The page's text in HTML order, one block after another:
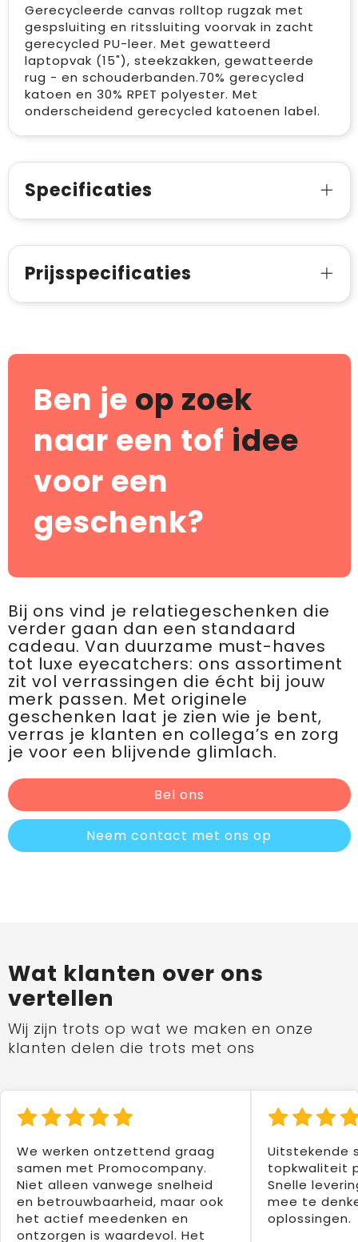
Gerecycleerde canvas rolltop rugzak met
gespsluiting en ritssluiting voorvak in zacht
gerecycled PU-leer. Met gewatteerd
laptopvak (15"), steekzakken, gewatteerde
rug - en schouderbanden.70% gerecycled
katoen en 30% RPET polyester. Met
onderscheidend gerecycled katoenen label.
Specificaties
Prijsspecificaties
Ben je op zoek
naar een tof idee
voor een
geschenk?
Bij ons vind je relatiegeschenken die
verder gaan dan een standaard
cadeau. Van duurzame must-haves
tot luxe eyecatchers: ons assortiment
zit vol verrassingen die écht bij jouw
merk passen. Met originele
geschenken laat je zien wie je bent,
verras je klanten en collega’s en zorg
je voor een blijvende glimlach.
Bel ons
Neem contact met ons op
Wat klanten over ons
vertellen
Wij zijn trots op wat we maken en onze
klanten delen die trots met ons
We werken ontzettend graag
samen met Promocompany.
Niet alleen vanwege snelheid
en betrouwbaarheid, maar ook
het actief meedenken en
ontzorgen is waardevol. Het
Uitstekende
topkwaliteit
Snelle
mee te
oplossingen.